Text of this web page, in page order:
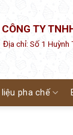
CÔNG TY
Địa chỉ: Số 1
liệu pha chế